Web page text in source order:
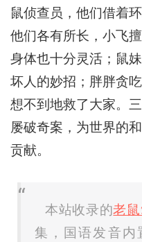
鼠侦查员，他们借着
他们各有所长，小飞
身体也十分灵活；鼠
坏人的妙招；胖胖贪
想不到地救了大家。
屡破奇案，为世界的
贡献。
本站收录的老
集，国语发音内